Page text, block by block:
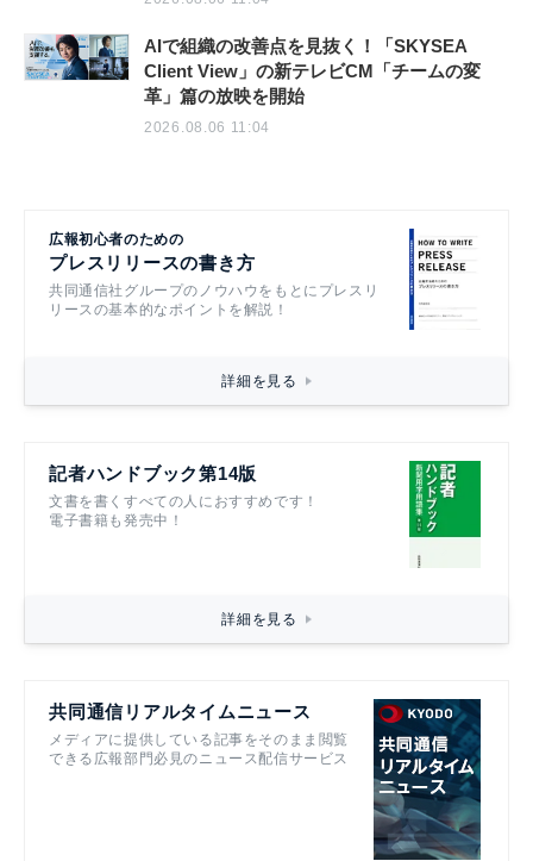
AIで組織の改善点を見抜く！「SKYSEA
Client View」の新テレビCM「チームの変
革」篇の放映を開始
2026.08.06 11:04
広報初心者のための
プレスリリースの書き方
共同通信社グループのノウハウをもとにプレスリ
リースの基本的なポイントを解説！
詳細を見る
記者ハンドブック第14版
文書を書くすべての人におすすめです！
電子書籍も発売中！
詳細を見る
共同通信リアルタイムニュース
メディアに提供している記事をそのまま閲覧
できる広報部門必見のニュース配信サービス